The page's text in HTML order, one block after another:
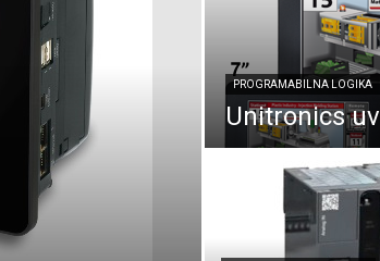
PROGRAMABILNA LOGIKA
Unitronics